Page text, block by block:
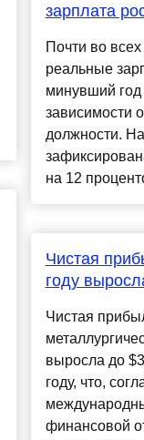
зарплата
Почти во
реальные
минувший год
зависимости
должности.
на 12
Чистая
году
Чистая
выросла до
году, что,
финансовой